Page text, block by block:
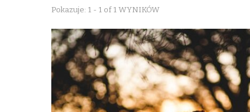
Pokazuje: 1 - 1 of 1 WYNIKÓW